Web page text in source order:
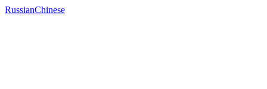
RussianChinese